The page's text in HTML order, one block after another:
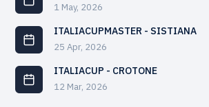
1 May, 2026
ITALIACUPMASTER - SISTIANA
25 Apr, 2026
ITALIACUP - CROTONE
12 Mar, 2026